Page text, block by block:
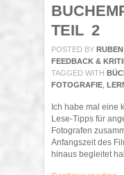
TEIL 2
POSTED BY
FEEDBACK &
TAGGED WITH
FOTOGRAFIE
Ich habe mal eine
Lese-Tipps für
Fotografen
Anfangszeit des
hinaus begleitet